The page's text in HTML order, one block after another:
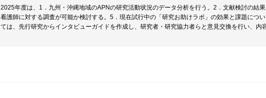
2025年度は、1．九州・沖縄地域のAPNの研究活動状況のデータ分析を行う。2．文献検討の結
看護師に対する調査が可能か検討する。5．現在試行中の「研究お助けラボ」の効果と課題につ
ては、先行研究からインタビューガイドを作成し、研究者・研究協力者らと意見交換を行い、内